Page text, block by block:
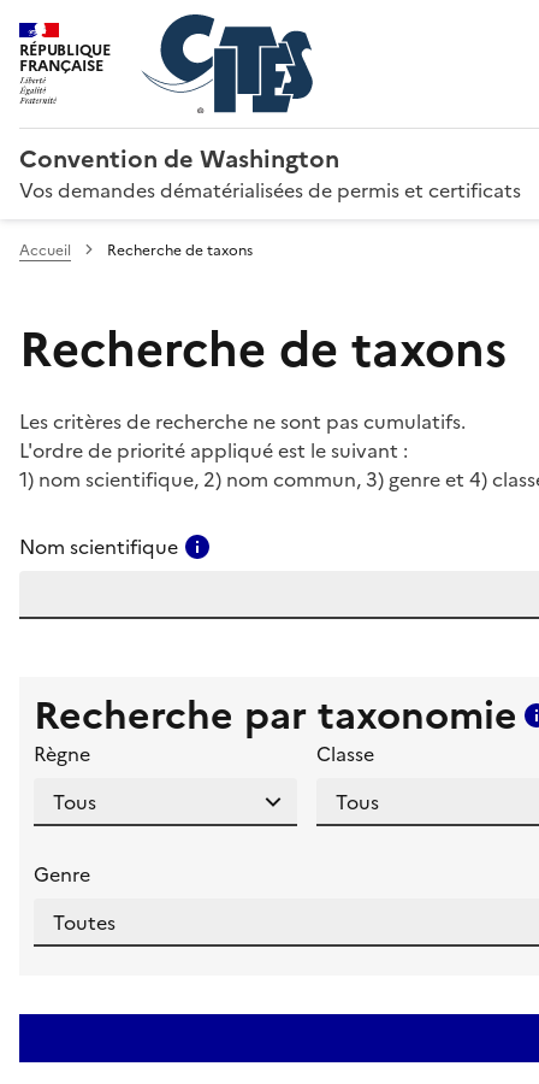
RÉPUBLIQUE
FRANÇAISE
Convention de Washington
Vos demandes dématérialisées de permis et certificats
Accueil Recherche de taxons
Recherche de taxons
Les critères de recherche ne sont pas cumulatifs.
L'ordre de priorité appliqué est le suivant :
1) nom scientifique, 2) nom commun, 3) genre et 4)
Nom scientifique
Recherche par taxonomie
Règne Classe
Genre